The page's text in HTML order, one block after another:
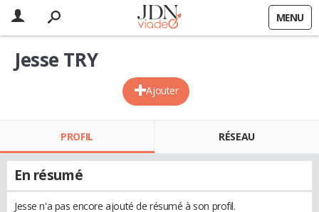
MENU
Ajouter
Jesse TRY
PROFIL RÉSEAU
En résumé
Jesse n'a pas encore ajouté de résumé à son profil.